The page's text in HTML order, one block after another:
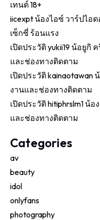
เทนต์ 18+
iicexpt น้องไอซ์ วาร์ปไอ
เซ็กซี่ ร้อนแรง
เปิดประวัติ yukii19 น้อยูกิ
และช่องทางติดตาม
เปิดประวัติ kainaotawan
งานและช่องทางติดตาม
เปิดประวัติ hitiphrslm1 น้
และช่องทางติดตาม
Categories
av
beauty
idol
onlyfans
photography